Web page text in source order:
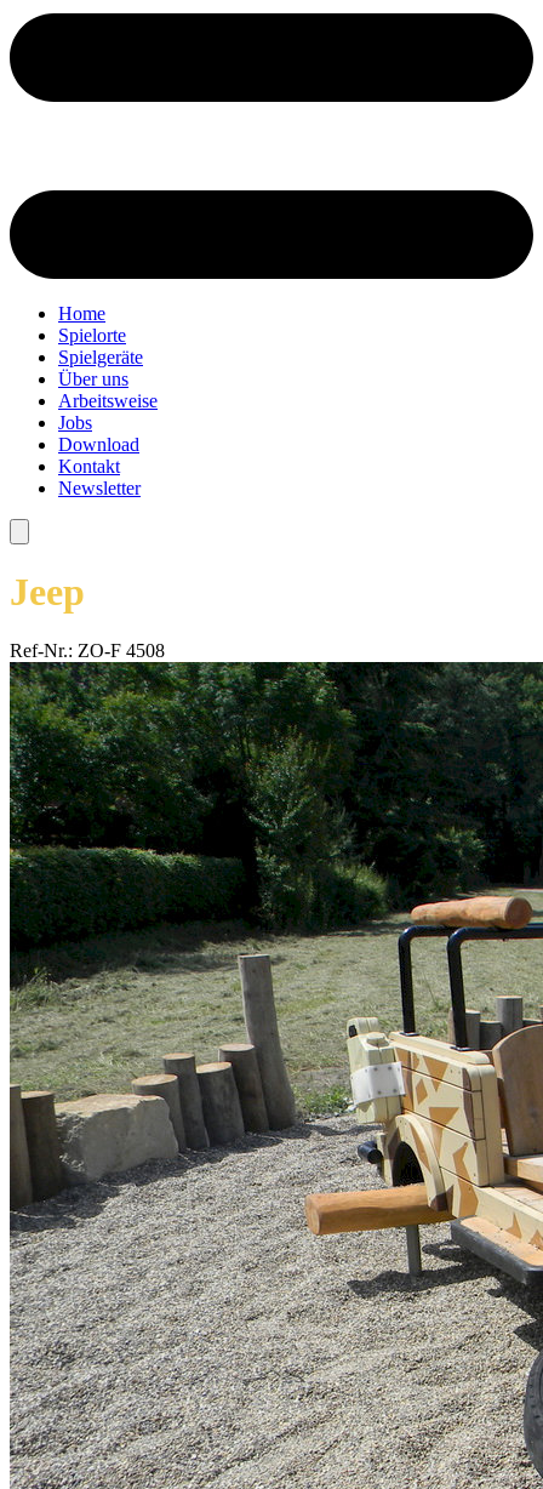
Home
Spielorte
Spielgeräte
Über uns
Arbeitsweise
Jobs
Download
Kontakt
Newsletter
Jeep
Ref-Nr.: ZO-F 4508